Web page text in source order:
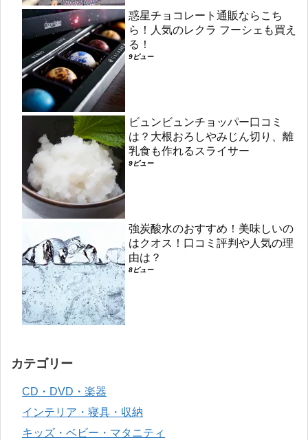
惑星チョコレート通販ならこち
ら！人気のレクラ フーシェも買え
る！
9ビュー
ビュンビュンチョッパー口コミ
は？大根おろしやみじん切り、離
乳食も作れるスライサー
9ビュー
強炭酸水のおすすめ！美味しいの
はクオス！口コミ評判や人気の理
由は？
8ビュー
カテゴリー
CD・DVD・楽器
インテリア・寝具・収納
キッズ・ベビー・マタニティ